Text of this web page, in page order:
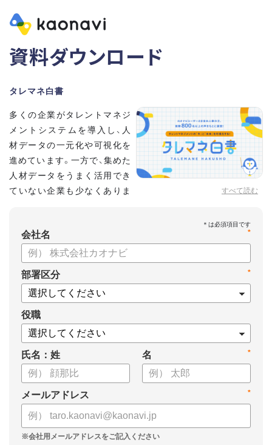
資料ダウンロード
タレマネ白書
すべて読む
多くの企業がタレントマネジ
メントシステムを導入し、人
材データの一元化や可視化を
進めています。一方で、集めた
人材データをうまく活用でき
ていない企業も少なくありま
こうした実情をふまえ、システム導入有無に留まらず、活用状
況や成果を明らかにすべく調査いたしました。
【資料の内容】
・タレントマネジメント推進の事業戦略貢献度
・タレントマネジメントシステム導入の手応え
・人事担当者以外でのカオナビ利用比率
これからのタレントマネジメントが目指すべき指針の参考と
して、ぜひお役立てください。
*
会社名
*
部署区分
役職
氏名：姓 *
名
*
メールアドレス